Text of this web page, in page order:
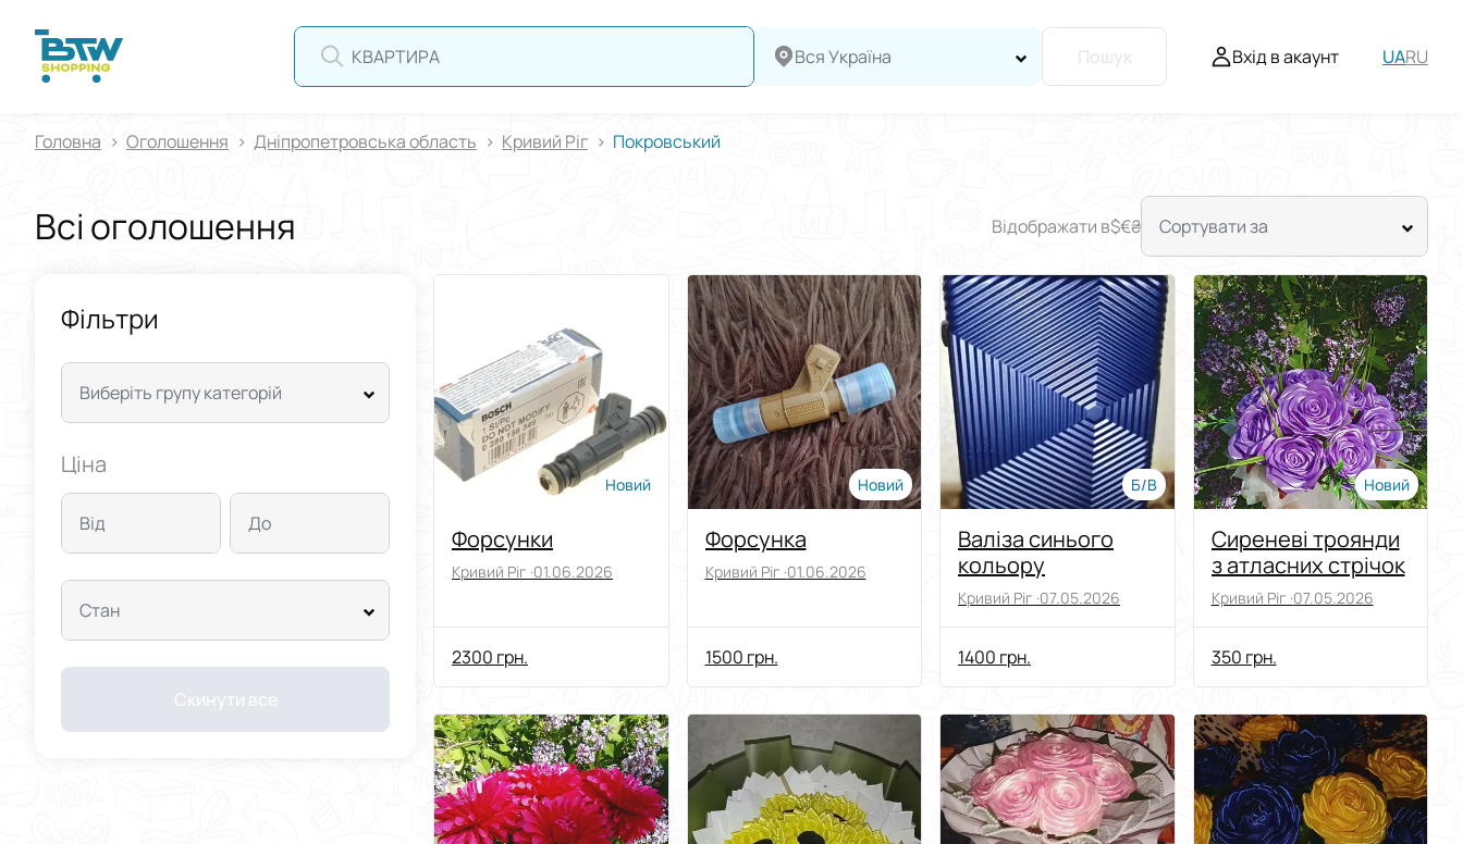
Вся Україна Пошук Вхід в акаунт UARU
Головна Оголошення Дніпропетровська область Кривий Ріг Покровський
Всі оголошення Відображати в$€₴ Сортувати за
Фільтри
Виберіть групу категорій
Ціна
Від До
Стан
Скинути все
Новий
Форсунки
Кривий Ріг ·01.06.2026
2300 грн.
Новий
Форсунка
Кривий Ріг ·01.06.2026
1500 грн.
Б/В
Валіза синього
кольору
Кривий Ріг ·07.05.2026
1400 грн.
Новий
Сиреневі троянди
з атласних стрічок
Кривий Ріг ·07.05.2026
350 грн.